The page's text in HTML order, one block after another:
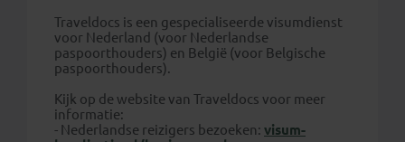
Traveldocs is een gespecialiseerde visumdienst
voor Nederland (voor Nederlandse
paspoorthouders) en België (voor Belgische
paspoorthouders).
Kijk op de website van Traveldocs voor meer
informatie:
- Nederlandse reizigers bezoeken: visum-